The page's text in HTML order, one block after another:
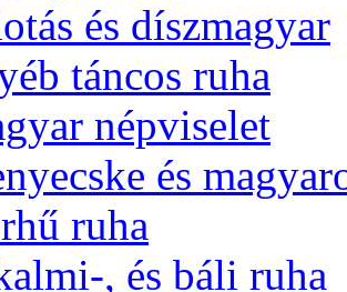
és díszmagyar
táncos ruha
népviselet
és
ruha
, és báli ruha